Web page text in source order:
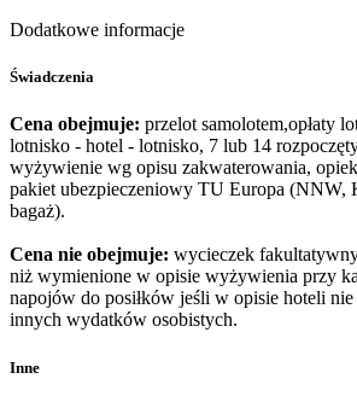
Dodatkowe informacje
Świadczenia
Cena obejmuje: przelot samolotem,opłaty
lotnisko - hotel - lotnisko, 7 lub 14
wyżywienie wg opisu zakwaterowania,
pakiet ubezpieczeniowy TU Europa (NNW,
bagaż).
Cena nie obejmuje: wycieczek
niż wymienione w opisie wyżywienia przy
napojów do posiłków jeśli w opisie hoteli
innych wydatków osobistych.
Inne